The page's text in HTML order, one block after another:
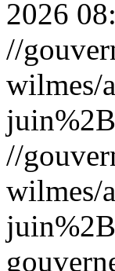
2026
//
wilmes/
//
wilmes/